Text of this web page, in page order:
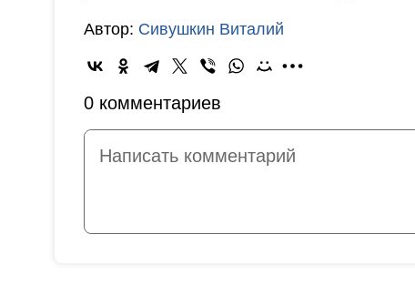
Автор: Сивушкин Виталий
0 комментариев